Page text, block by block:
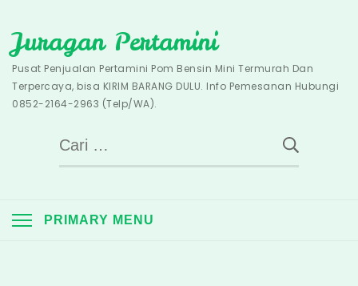
to
content
Juragan Pertamini
Pusat Penjualan Pertamini Pom Bensin Mini Termurah Dan
Terpercaya, bisa KIRIM BARANG DULU. Info Pemesanan Hubungi
0852-2164-2963 (Telp/WA).
Cari
untuk:
PRIMARY MENU